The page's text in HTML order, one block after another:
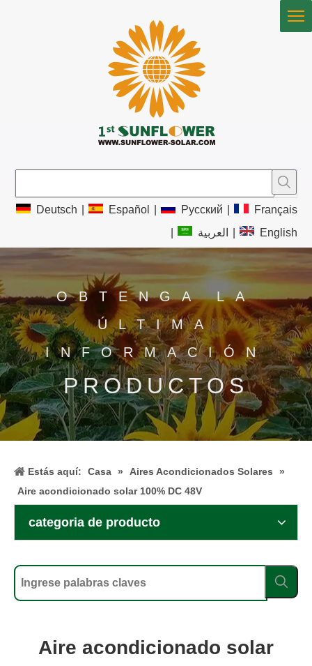
Deutsch Español Pусский
Français
العربية English
OBTENGA LA
ÚLTIMA
INFORMACIÓN
PRODUCTOS
Estás aquí: Casa » Aires Acondicionados Solares
»
Aire acondicionado solar 100% DC 48V
categoria de producto
Aire acondicionado solar